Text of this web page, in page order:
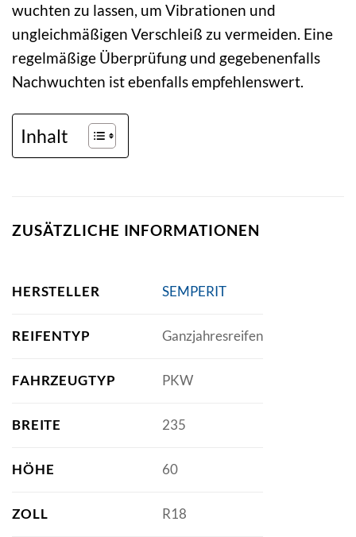
wuchten zu lassen, um Vibrationen und
ungleichmäßigen Verschleiß zu vermeiden. Eine
regelmäßige Überprüfung und gegebenenfalls
Nachwuchten ist ebenfalls empfehlenswert.
Inhalt
ZUSÄTZLICHE INFORMATIONEN
HERSTELLER SEMPERIT
REIFENTYP Ganzjahresreifen
FAHRZEUGTYP PKW
BREITE 235
HÖHE 60
ZOLL R18